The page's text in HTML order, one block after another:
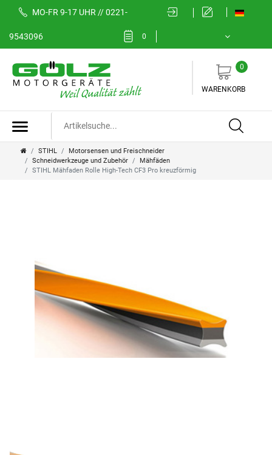
MO-FR 9-17 UHR // 0221-
9543096 0
0
WARENKORB
STIHL
Motorsensen und Freischneider
Schneidwerkzeuge und Zubehör
Mähfäden
STIHL Mähfaden Rolle High-Tech CF3 Pro kreuzförmig